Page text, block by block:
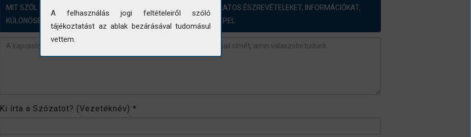
MIT SZÓL HOZZÁ?! ÖRÖMMEL FOGADJUK A FOTÓINKKAL KAPCSOLATOS ÉSZREVÉTELEKET, INFORMÁCIÓKAT,
KÜLÖNÖSEN AZOKBAN AZ ESETEKBEN, AHOL „NINCS ADAT” SZEREPEL.
Ki írta a Szózatot? (Vezetéknév)*
A felhasználás jogi feltételeiről szóló
tájékoztatást az ablak bezárásával tudomásul
vettem.